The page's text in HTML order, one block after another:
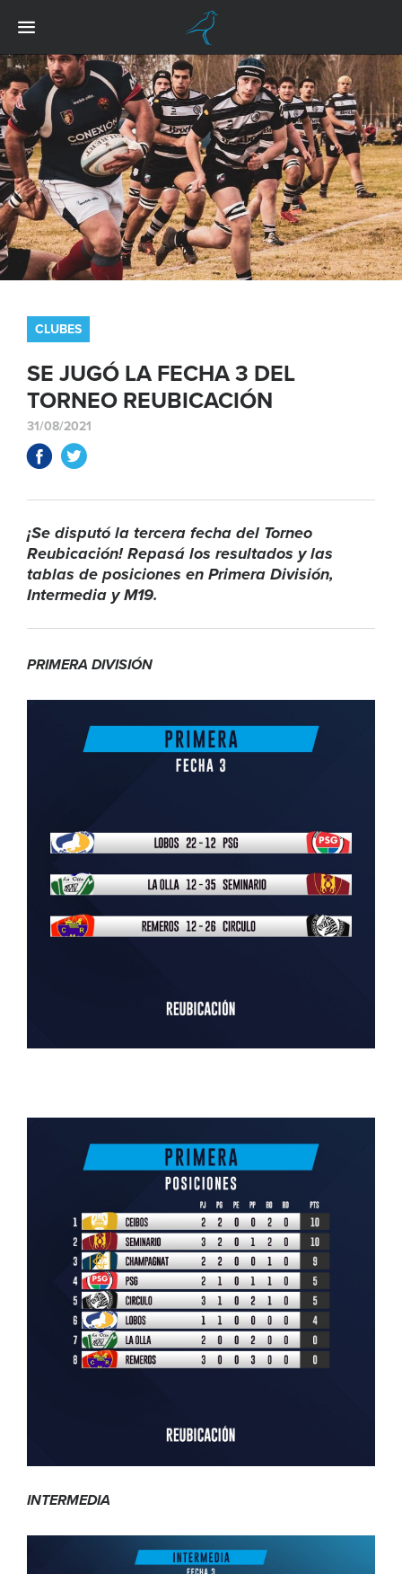
CLUBES
SE JUGÓ LA FECHA 3 DEL
TORNEO REUBICACIÓN
31/08/2021
¡Se disputó la tercera fecha del Torneo
Reubicación! Repasá los resultados y las
tablas de posiciones en Primera División,
Intermedia y M19.
PRIMERA DIVISIÓN
INTERMEDIA